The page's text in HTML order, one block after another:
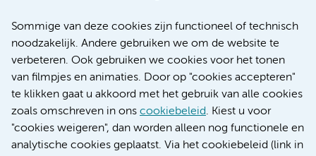
Sommige van deze cookies zijn functioneel of technisch
noodzakelijk. Andere gebruiken we om de website te
verbeteren. Ook gebruiken we cookies voor het tonen
van filmpjes en animaties. Door op "cookies accepteren"
te klikken gaat u akkoord met het gebruik van alle cookies
zoals omschreven in ons cookiebeleid. Kiest u voor
"cookies weigeren", dan worden alleen nog functionele en
analytische cookies geplaatst. Via het cookiebeleid (link in
Nieuws
Research
Educatie locatie AMC
Educatie locatie VUmc
Verwijzen & diagnostiek